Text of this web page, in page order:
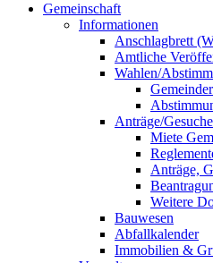
Gemeinschaft
Informationen
Anschlagbrett
Amtliche
Wahlen/
Anträge/
Miete
Anträge,
Weitere
Bauwesen
Abfallkalender
Immobilien &